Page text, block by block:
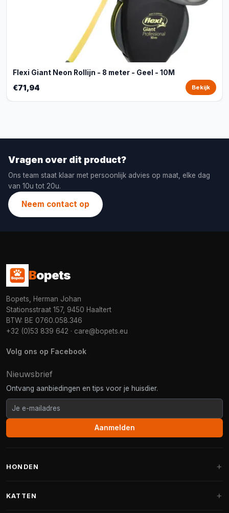
Flexi Giant Neon Rollijn - 8 meter - Geel - 10M
€71,94 Bekijk
Vragen over dit product?
Ons team staat klaar met persoonlijk advies op maat, elke dag
van 10u tot 20u.
Neem contact op
Bopets
Bopets, Herman Johan
Stationsstraat 157, 9450 Haaltert
BTW: BE 0760.058.346
+32 (0)53 839 642 · care@bopets.eu
Volg ons op Facebook
Nieuwsbrief
Ontvang aanbiedingen en tips voor je huisdier.
Aanmelden
HONDEN
KATTEN